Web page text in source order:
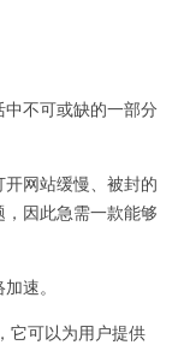
不可或缺的一部分
网站缓慢、被封的
因此急需一款能够
速。
可以为用户提供